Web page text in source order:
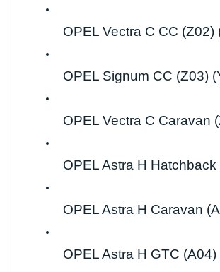
OPEL Vectra C CC
OPEL Signum CC (Z03)
OPEL Vectra C Caravan
OPEL Astra H
OPEL Astra H Caravan
OPEL Astra H GTC